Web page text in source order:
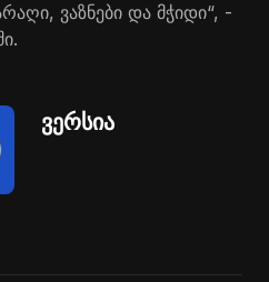
ვაზ­ნე­ბი და მჭი­დი“, -
ვერსია